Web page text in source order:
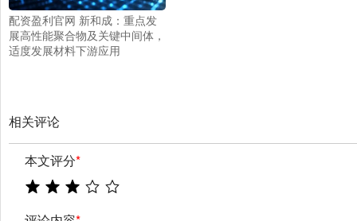
配资盈利官网 新和成：重点发
展高性能聚合物及关键中间体，
适度发展材料下游应用
相关评论
本文评分*